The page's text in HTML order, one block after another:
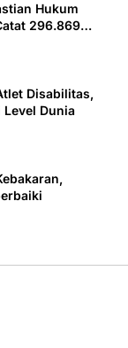
Hukum
296.869
Disabilitas,
Level Dunia